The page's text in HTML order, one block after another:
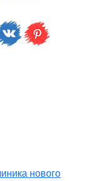
нового